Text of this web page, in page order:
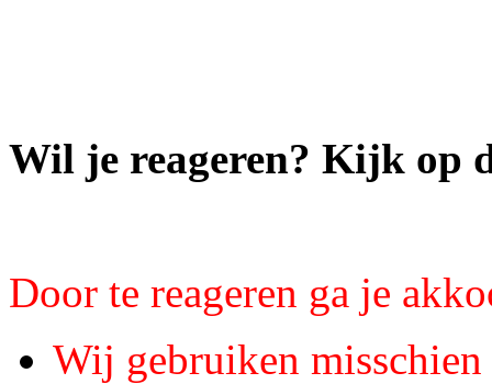
Wil je reageren? Kijk op
Door te reageren ga je
Wij gebruiken misschien